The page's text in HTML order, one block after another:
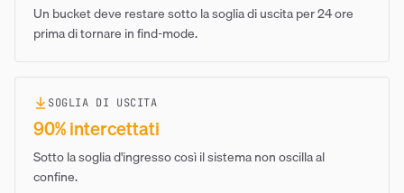
Un bucket deve restare sotto la soglia di uscita per 24 ore
prima di tornare in find-mode.
SOGLIA DI USCITA
90% intercettati
Sotto la soglia d'ingresso così il sistema non oscilla al
confine.